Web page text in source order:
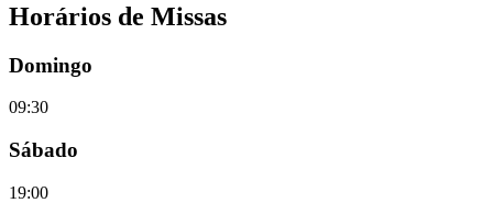
Horários de Missas
Domingo
09:30
Sábado
19:00